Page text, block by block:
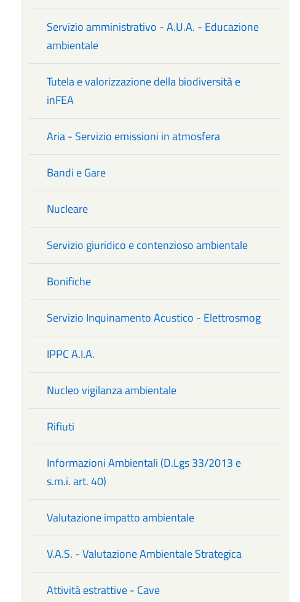
Servizio amministrativo - A.U.A. - Educazione
ambientale
Tutela e valorizzazione della biodiversità e
inFEA
Aria - Servizio emissioni in atmosfera
Bandi e Gare
Nucleare
Servizio giuridico e contenzioso ambientale
Bonifiche
Servizio Inquinamento Acustico - Elettrosmog
IPPC A.I.A.
Nucleo vigilanza ambientale
Rifiuti
Informazioni Ambientali (D.Lgs 33/2013 e
s.m.i. art. 40)
Valutazione impatto ambientale
V.A.S. - Valutazione Ambientale Strategica
Attività estrattive - Cave